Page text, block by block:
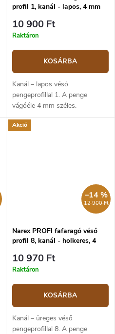
profil 1, kanál - lapos, 4 mm
10 900 Ft
Raktáron
KOSÁRBA
Kanál – lapos véső
pengeprofillal 1. A penge
vágóéle 4 mm széles.
Akció
12 900 Ft
–14 %
Narex PROFI fafaragó véső
profil 8, kanál - holkeres, 4
10 970 Ft
Raktáron
KOSÁRBA
Kanál – üreges véső
pengeprofillal 8. A penge